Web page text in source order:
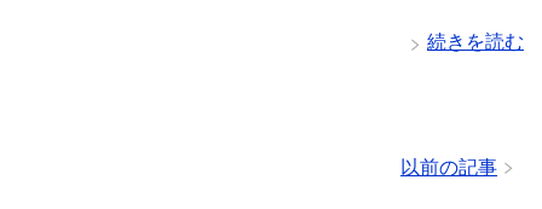
続きを読む
以前の記事